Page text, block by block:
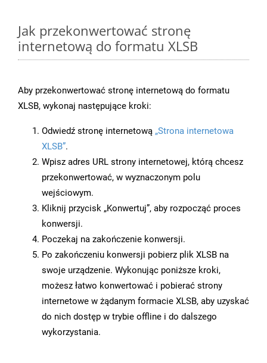
Jak przekonwertować stronę
internetową do formatu XLSB
Aby przekonwertować stronę internetową do formatu
XLSB, wykonaj następujące kroki:
Odwiedź stronę internetową „Strona internetowa
XLSB”.
Wpisz adres URL strony internetowej, którą chcesz
przekonwertować, w wyznaczonym polu
wejściowym.
Kliknij przycisk „Konwertuj”, aby rozpocząć proces
konwersji.
Poczekaj na zakończenie konwersji.
Po zakończeniu konwersji pobierz plik XLSB na
swoje urządzenie. Wykonując poniższe kroki,
możesz łatwo konwertować i pobierać strony
internetowe w żądanym formacie XLSB, aby uzyskać
do nich dostęp w trybie offline i do dalszego
wykorzystania.